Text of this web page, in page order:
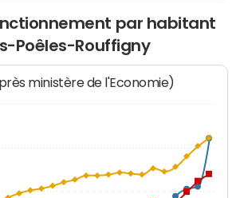
par habitant
Poêles-Rouffigny
ministère de l'Economie)